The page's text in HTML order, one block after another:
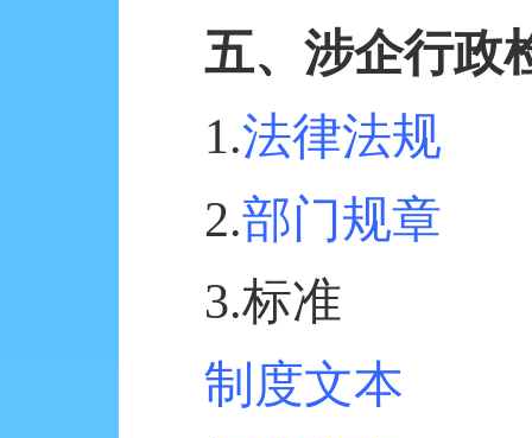
五、涉企行政
1.法律法规
2.部门规章
3.标准
制度文本